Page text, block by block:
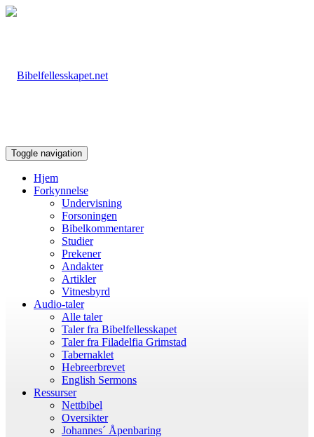
Toggle navigation
Hjem
Forkynnelse
Undervisning
Forsoningen
Bibelkommentarer
Studier
Prekener
Andakter
Artikler
Vitnesbyrd
Audio-taler
Alle taler
Taler fra Bibelfellesskapet
Taler fra Filadelfia Grimstad
Tabernaklet
Hebreerbrevet
English Sermons
Ressurser
Nettbibel
Oversikter
Johannes´ Åpenbaring